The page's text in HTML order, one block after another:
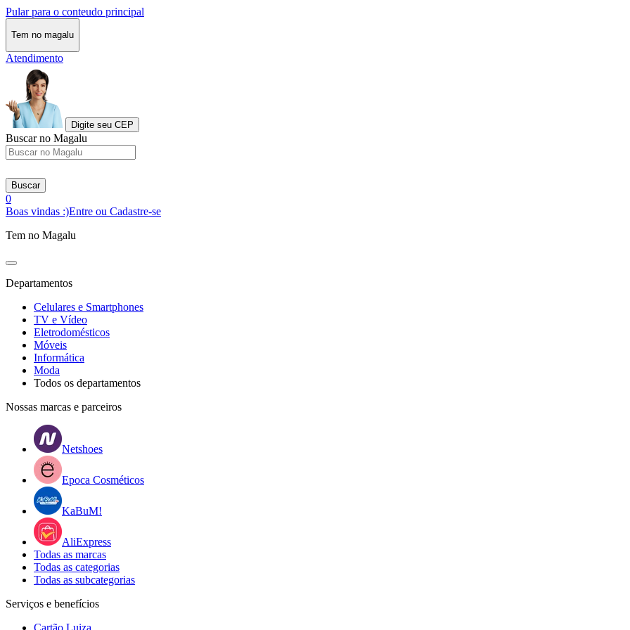
Pular para o conteudo principal
Tem no magalu
Atendimento
Digite seu CEP
Buscar no Magalu
Buscar
0
Boas vindas :)Entre ou Cadastre-se
Tem no Magalu
Departamentos
Celulares e Smartphones
TV e Vídeo
Eletrodomésticos
Móveis
Informática
Moda
Todos os departamentos
Nossas marcas e parceiros
Netshoes
Epoca Cosméticos
KaBuM!
AliExpress
Todas as marcas
Todas as categorias
Todas as subcategorias
Serviços e benefícios
Cartão Luiza